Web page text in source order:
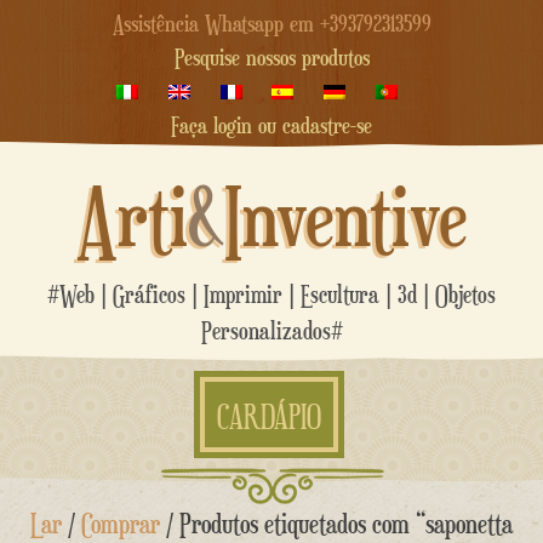
Assistência Whatsapp em +393792313599
Pesquise nossos produtos
Faça login ou cadastre-se
Arti&Inventive
#Web | Gráficos | Imprimir | Escultura | 3d | Objetos
Personalizados#
CARDÁPIO
Ir
para Lar /Comprar / Produtos etiquetados com “saponetta